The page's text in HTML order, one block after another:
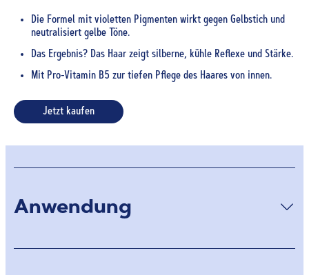
Die Formel mit violetten Pigmenten wirkt gegen Gelbstich und
neutralisiert gelbe Töne.
Das Ergebnis? Das Haar zeigt silberne, kühle Reflexe und Stärke.
Mit Pro-Vitamin B5 zur tiefen Pflege des Haares von innen.
Jetzt kaufen
Anwendung